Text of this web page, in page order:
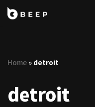
ン
ス
Home » detroit
detroit